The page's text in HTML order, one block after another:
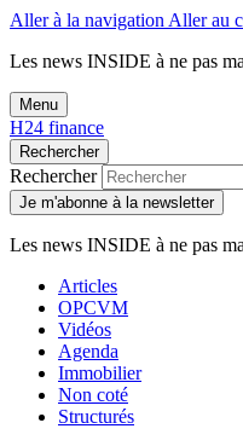
Aller à la navigation Aller au
Les news INSIDE à ne pas
Menu
H24 finance
Rechercher
Rechercher
Je m'abonne à la newsletter
Les news INSIDE à ne pas
Articles
OPCVM
Vidéos
Agenda
Immobilier
Non coté
Structurés